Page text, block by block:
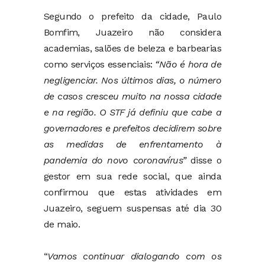
Segundo o prefeito da cidade, Paulo
Bomfim, Juazeiro não considera
academias, salões de beleza e barbearias
como serviços essenciais: “Não é hora de
negligenciar. Nos últimos dias, o número
de casos cresceu muito na nossa cidade
e na região. O STF já definiu que cabe a
governadores e prefeitos decidirem sobre
as medidas de enfrentamento à
pandemia do novo coronavírus”disse o
gestor em sua rede social, que ainda
confirmou que estas atividades em
Juazeiro, seguem suspensas até dia 30
de maio.
“Vamos continuar dialogando com os